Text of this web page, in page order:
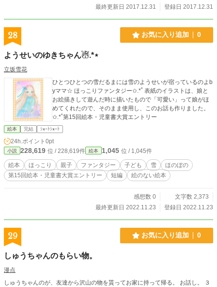
最終更新日 2017.12.31
登録日 2017.12.31
28 お気に入り追加 0
ようせいのゆきちゃん☃︎.*⋆
立坂雪花
ひとつひとつの雪だるまには雪のようせいが宿っているのよb
yママ☆ ほっこりファンタジー✩.*˚ 表紙のイラストは、娘と
お絵描きして遊んだ時に描いたもので「可愛い」って娘がほ
めてくれたので、そのまま使用し、このお話も作りました。
✩.*˚第15回絵本・児童書大賞エントリー
絵本 完結 ｼｮｰﾄｼｮｰﾄ
24h.ポイント 0pt
小説 228,619 位 / 228,619件 絵本 1,045 位 / 1,045件
絵本 ほっこり 親子 ファンタジー 子ども 雪
ほのぼの
第15回絵本・児童書大賞エントリー
短編 絵のない絵本
感想数 0
文字数 2,373
最終更新日 2022.11.23
登録日 2022.11.23
29 お気に入り追加 0
しゅうちゃんのもらい物。
漫点
しゅうちゃんのが、友達から沢山の物を貰ってお家に持って帰る。 お話し。 ３